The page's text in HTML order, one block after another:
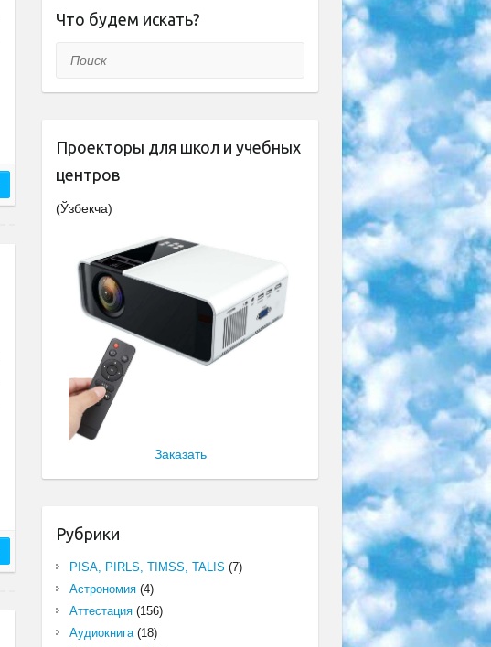
Что будем искать?
Поиск
Проекторы для школ и учебных
центров
(Ўзбекча)
Заказать
Рубрики
PISA, PIRLS, TIMSS, TALIS (7)
Астрономия(4)
Аттестация(156)
Аудиокнига(18)